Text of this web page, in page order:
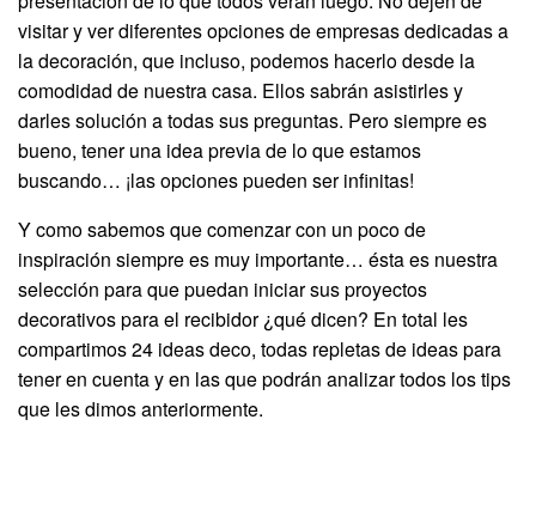
visitar y ver diferentes opciones de empresas dedicadas a
la decoración, que incluso, podemos hacerlo desde la
comodidad de nuestra casa. Ellos sabrán asistirles y
darles solución a todas sus preguntas. Pero siempre es
bueno, tener una idea previa de lo que estamos
buscando… ¡las opciones pueden ser infinitas!
Y como sabemos que comenzar con un poco de
inspiración siempre es muy importante… ésta es nuestra
selección para que puedan iniciar sus proyectos
decorativos para el recibidor ¿qué dicen? En total les
compartimos 24 ideas deco, todas repletas de ideas para
tener en cuenta y en las que podrán analizar todos los tips
que les dimos anteriormente.